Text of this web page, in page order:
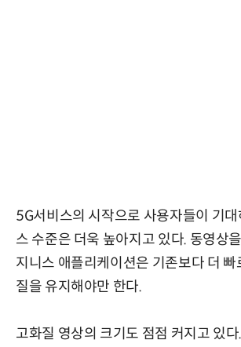
5G서비스의 시작으로 사용자들이 기대
스 수준은 더욱 높아지고 있다. 동영상
지니스 애플리케이션은 기존보다 더
질을 유지해야만 한다.
고화질 영상의 크기도 점점 커지고 있